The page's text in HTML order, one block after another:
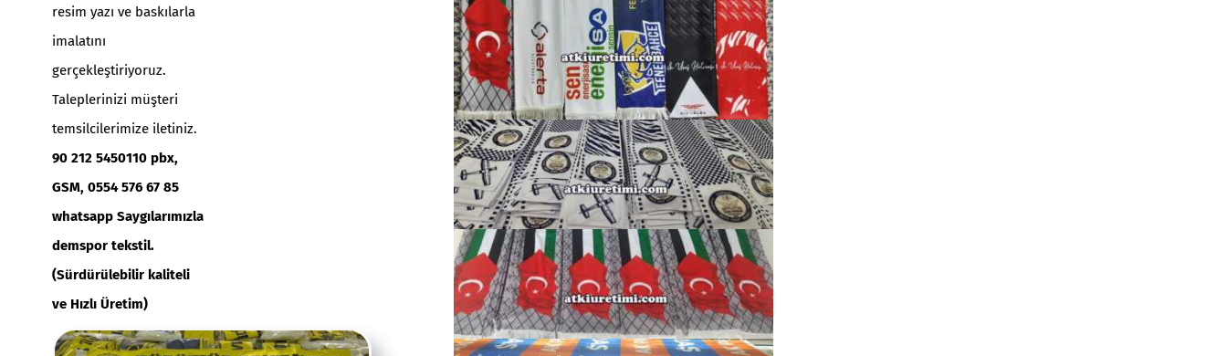
resim yazı ve baskılarla
imalatını
gerçekleştiriyoruz.
Taleplerinizi müşteri
temsilcilerimize iletiniz.
90 212 5450110 pbx,
GSM, 0554 576 67 85
whatsapp Saygılarımızla
demspor tekstil.
(Sürdürülebilir kaliteli
ve Hızlı Üretim)